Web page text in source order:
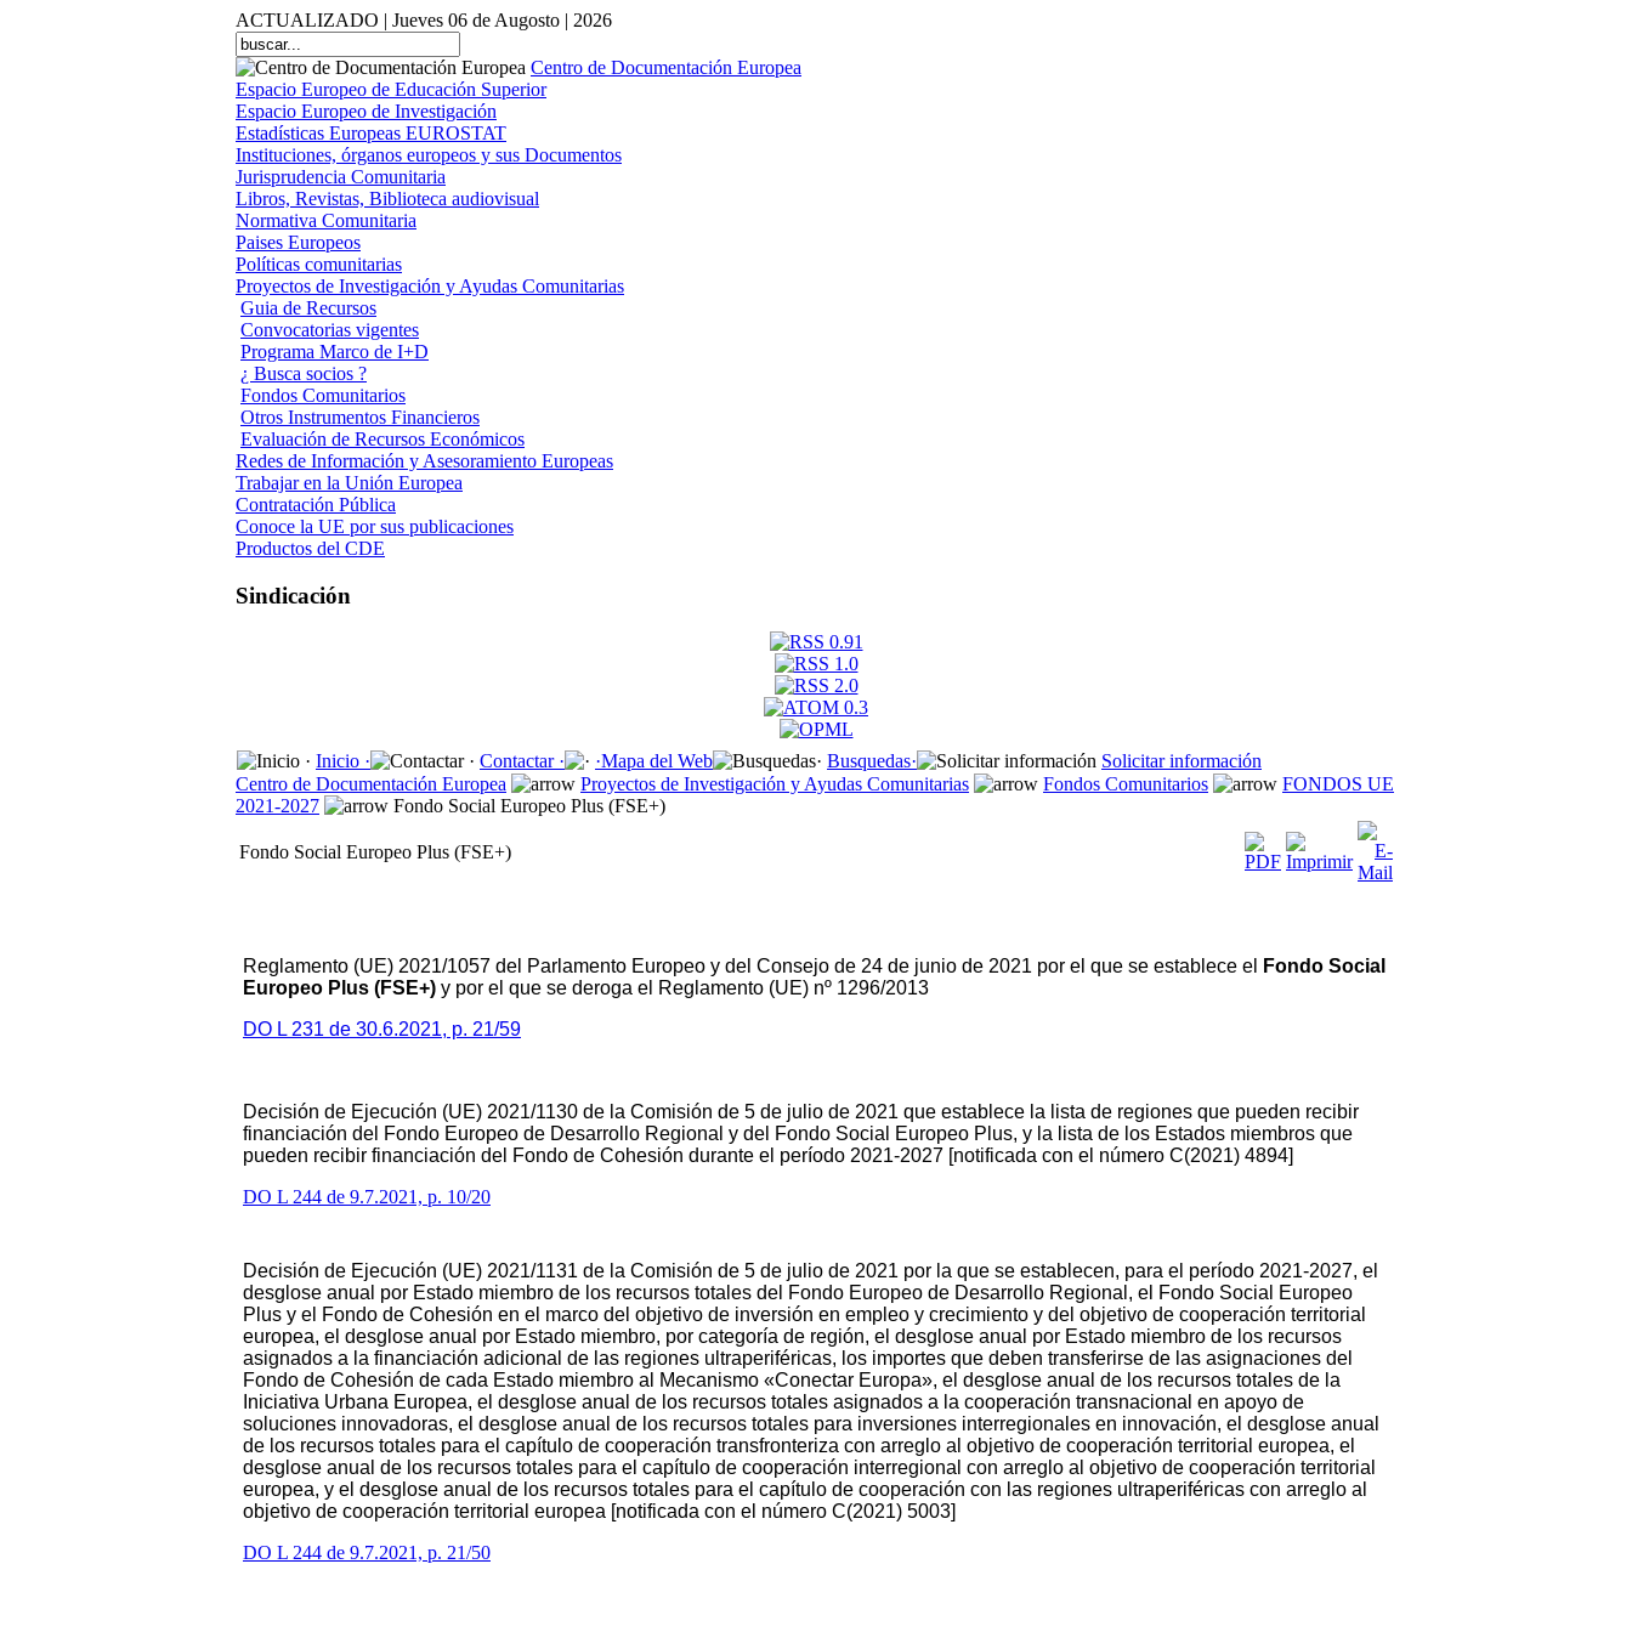
ACTUALIZADO | Jueves 06 de Augosto | 2026
Centro de Documentación Europea
Espacio Europeo de Educación Superior
Espacio Europeo de Investigación
Estadísticas Europeas EUROSTAT
Instituciones, órganos europeos y sus Documentos
Jurisprudencia Comunitaria
Libros, Revistas, Biblioteca audiovisual
Normativa Comunitaria
Paises Europeos
Políticas comunitarias
Proyectos de Investigación y Ayudas Comunitarias
Guia de Recursos
Convocatorias vigentes
Programa Marco de I+D
¿ Busca socios ?
Fondos Comunitarios
Otros Instrumentos Financieros
Evaluación de Recursos Económicos
Redes de Información y Asesoramiento Europeas
Trabajar en la Unión Europea
Contratación Pública
Conoce la UE por sus publicaciones
Productos del CDE
Sindicación
Inicio · Contactar · ·Mapa del Web Busquedas·
Solicitar información
Centro de Documentación Europea
Proyectos de Investigación y Ayudas Comunitarias Fondos Comunitarios
FONDOS UE
2021-2027
Fondo Social Europeo Plus (FSE+)
Fondo Social Europeo Plus (FSE+)
Reglamento (UE) 2021/1057 del Parlamento Europeo y del Consejo de 24 de junio de 2021 por el que se establece el
Fondo Social
Europeo Plus (FSE+) y por el que se deroga el Reglamento (UE) nº 1296/2013
DO L 231 de 30.6.2021, p. 21/59
Decisión de Ejecución (UE) 2021/1130 de la Comisión de 5 de julio de 2021 que establece la lista de regiones que pueden recibir
financiación del Fondo Europeo de Desarrollo Regional y del Fondo Social Europeo Plus, y la lista de los Estados miembros que
pueden recibir financiación del Fondo de Cohesión durante el período 2021-2027 [notificada con el número C(2021) 4894]
DO L 244 de 9.7.2021, p. 10/20
Decisión de Ejecución (UE) 2021/1131 de la Comisión de 5 de julio de 2021 por la que se establecen, para el período 2021-2027, el
desglose anual por Estado miembro de los recursos totales del Fondo Europeo de Desarrollo Regional, el Fondo Social Europeo
Plus y el Fondo de Cohesión en el marco del objetivo de inversión en empleo y crecimiento y del objetivo de cooperación territorial
europea, el desglose anual por Estado miembro, por categoría de región, el desglose anual por Estado miembro de los recursos
asignados a la financiación adicional de las regiones ultraperiféricas, los importes que deben transferirse de las asignaciones del
Fondo de Cohesión de cada Estado miembro al Mecanismo «Conectar Europa», el desglose anual de los recursos totales de la
Iniciativa Urbana Europea, el desglose anual de los recursos totales asignados a la cooperación transnacional en apoyo de
soluciones innovadoras, el desglose anual de los recursos totales para inversiones interregionales en innovación, el desglose anual
de los recursos totales para el capítulo de cooperación transfronteriza con arreglo al objetivo de cooperación territorial europea, el
desglose anual de los recursos totales para el capítulo de cooperación interregional con arreglo al objetivo de cooperación territorial
europea, y el desglose anual de los recursos totales para el capítulo de cooperación con las regiones ultraperiféricas con arreglo al
objetivo de cooperación territorial europea [notificada con el número C(2021) 5003]
DO L 244 de 9.7.2021, p. 21/50